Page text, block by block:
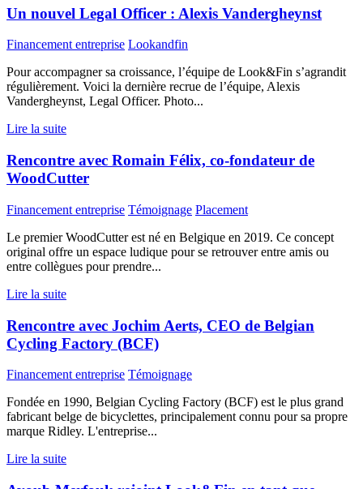
Un nouvel Legal Officer : Alexis Vandergheynst
Financement entreprise Lookandfin
Pour accompagner sa croissance, l’équipe de Look&Fin s’agrandit
régulièrement. Voici la dernière recrue de l’équipe, Alexis
Vandergheynst, Legal Officer. Photo...
Lire la suite
Rencontre avec Romain Félix, co-fondateur de
WoodCutter
Financement entreprise Témoignage Placement
Le premier WoodCutter est né en Belgique en 2019. Ce concept
original offre un espace ludique pour se retrouver entre amis ou
entre collègues pour prendre...
Lire la suite
Rencontre avec Jochim Aerts, CEO de Belgian
Cycling Factory (BCF)
Financement entreprise Témoignage
Fondée en 1990, Belgian Cycling Factory (BCF) est le plus grand
fabricant belge de bicyclettes, principalement connu pour sa propre
marque Ridley. L'entreprise...
Lire la suite